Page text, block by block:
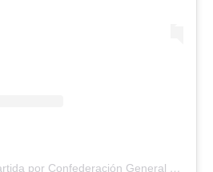
Una publicación compartida por Confederación General del Trabajo (@cgt.ok)